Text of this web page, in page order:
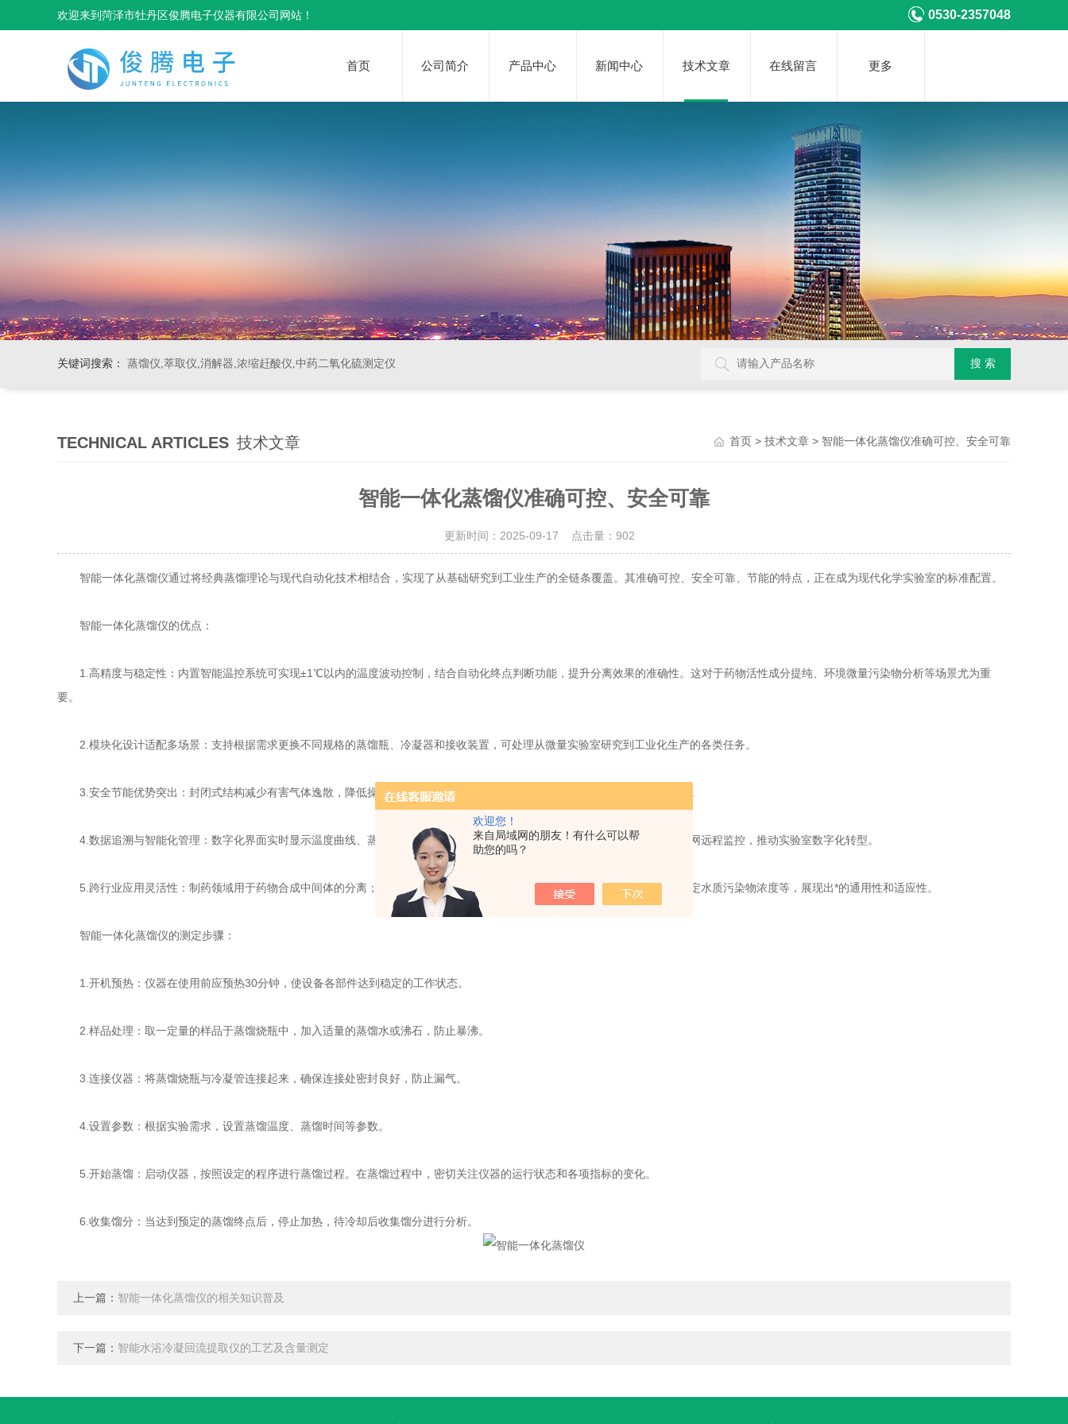
欢迎您！
来自局域网的朋友！有什么可以帮
助您的吗？
欢迎来到菏泽市牡丹区俊腾电子仪器有限公司网站！ 0530-2357048
首页 公司简介 产品中心 新闻中心 技术文章 在线留言 更多
关键词搜索： 蒸馏仪,萃取仪,消解器,浓缩赶酸仪,中药二氧化硫测定仪
TECHNICAL ARTICLES 技术文章 首页 > 技术文章 > 智能一体化蒸馏仪准确可控、安全可靠
智能一体化蒸馏仪准确可控、安全可靠
更新时间：2025-09-17 点击量： 902
智能一体化蒸馏仪通过将经典蒸馏理论与现代自动化技术相结合，实现了从基础研究到工业生产的全链条覆盖。其准确可控、安全可靠、节能的特点，正在成为现代化学实验室的标准配置。
智能一体化蒸馏仪的优点：
1.高精度与稳定性：内置智能温控系统可实现±1℃以内的温度波动控制，结合自动化终点判断功能，提升分离效果的准确性。这对于药物活性成分提纯、环境微量污染物分析等场景尤为重
要。
2.模块化设计适配多场景：支持根据需求更换不同规格的蒸馏瓶、冷凝器和接收装置，可处理从微量实验室研究到工业化生产的各类任务。
3.安全节能优势突出：封闭式结构减少有害气体逸散，降低操作风险；优化的热管理系统比传统装置节能，符合绿色科研趋势。
4.数据追溯与智能化管理：数字化界面实时显示温度曲线、蒸馏速率等参数，便于实验记录和故障排查。部分型号还支持物联网远程监控，推动实验室数字化转型。
5.跨行业应用灵活性：制药领域用于药物合成中间体的分离；食品行业提取天然香料；石油工业分馏原油组分；环境检测中测定水质污染物浓度等，展现出*的通用性和适应性。
智能一体化蒸馏仪的测定步骤：
1.开机预热：仪器在使用前应预热30分钟，使设备各部件达到稳定的工作状态。
2.样品处理：取一定量的样品于蒸馏烧瓶中，加入适量的蒸馏水或沸石，防止暴沸。
3.连接仪器：将蒸馏烧瓶与冷凝管连接起来，确保连接处密封良好，防止漏气。
4.设置参数：根据实验需求，设置蒸馏温度、蒸馏时间等参数。
5.开始蒸馏：启动仪器，按照设定的程序进行蒸馏过程。在蒸馏过程中，密切关注仪器的运行状态和各项指标的变化。
6.收集馏分：当达到预定的蒸馏终点后，停止加热，待冷却后收集馏分进行分析。
上一篇： 智能一体化蒸馏仪的相关知识普及
下一篇： 智能水浴冷凝回流提取仪的工艺及含量测定